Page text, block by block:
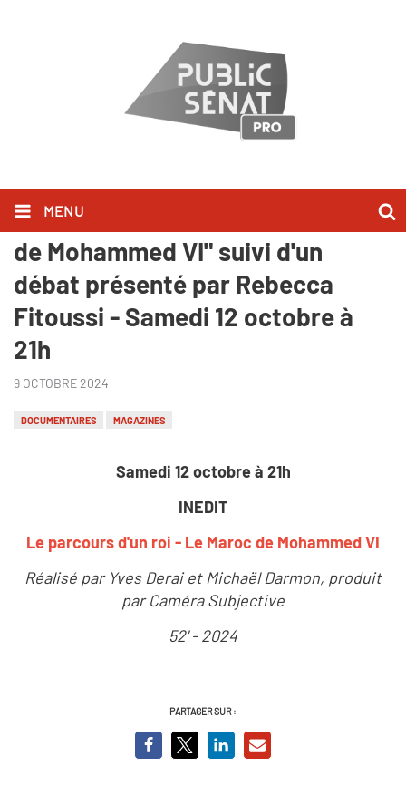
MENU
"Le parcours d'un roi - Le Maroc
de Mohammed VI" suivi d'un
débat présenté par Rebecca
Fitoussi - Samedi 12 octobre à
21h
9 OCTOBRE 2024
DOCUMENTAIRES MAGAZINES
Samedi 12 octobre à 21h
INEDIT
Le parcours d'un roi - Le Maroc de Mohammed VI
Réalisé par Yves Derai et Michaël Darmon, produit
par Caméra Subjective
52' - 2024
PARTAGER SUR :